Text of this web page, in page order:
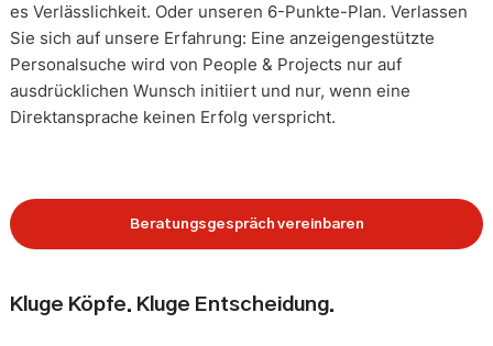
es Verlässlichkeit. Oder unseren 6-Punkte-Plan. Verlassen
Sie sich auf unsere Erfahrung: Eine anzeigengestützte
Personalsuche wird von People & Projects nur auf
ausdrücklichen Wunsch initiiert und nur, wenn eine
Direktansprache keinen Erfolg verspricht.
Beratungsgespräch vereinbaren
Kluge Köpfe. Kluge Entscheidung.